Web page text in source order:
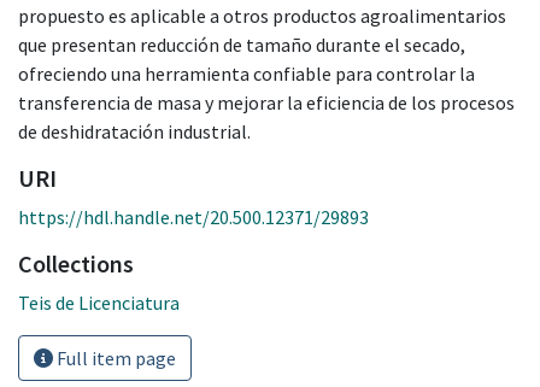
propuesto es aplicable a otros productos agroalimentarios
que presentan reducción de tamaño durante el secado,
ofreciendo una herramienta confiable para controlar la
transferencia de masa y mejorar la eficiencia de los procesos
de deshidratación industrial.
URI
https://hdl.handle.net/20.500.12371/29893
Collections
Teis de Licenciatura
Full item page